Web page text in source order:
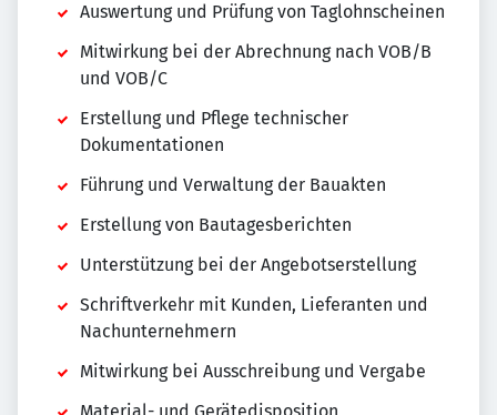
Auswertung und Prüfung von Taglohnscheinen
Mitwirkung bei der Abrechnung nach VOB/B
und VOB/C
Erstellung und Pflege technischer
Dokumentationen
Führung und Verwaltung der Bauakten
Erstellung von Bautagesberichten
Unterstützung bei der Angebotserstellung
Schriftverkehr mit Kunden, Lieferanten und
Nachunternehmern
Mitwirkung bei Ausschreibung und Vergabe